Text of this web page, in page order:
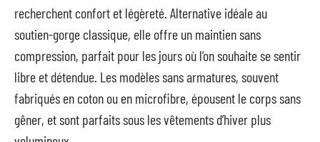
recherchent confort et légèreté. Alternative idéale au
soutien-gorge classique, elle offre un maintien sans
compression, parfait pour les jours où l’on souhaite se sentir
libre et détendue. Les modèles sans armatures, souvent
fabriqués en coton ou en microfibre, épousent le corps sans
gêner, et sont parfaits sous les vêtements d’hiver plus